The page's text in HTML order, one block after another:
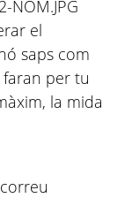
NOM.JPG
el
saps com
per tu
la mida